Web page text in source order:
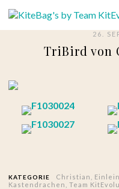
26.
TriBird von
KATEGORIE Christian
Kastendrachen
Team